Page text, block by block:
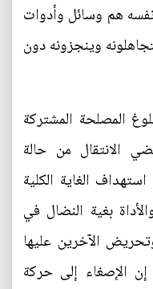
هم وسائل وأدوات
وينجزونه دون
المصلحة المشتركة
الانتقال من حالة
الغاية الكلية
بغية النضال في
الآخرين عليها
الإصغاء إلى حركة